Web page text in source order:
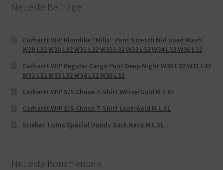
Neueste Beiträge
Carhartt WIP Klondike “Mills“ Pant Stretch Mid Used Wash
W28 L32 W30 L32 W31 L32 W32 L32 W33 L32 W34 L32 W36 L32
Carhartt WIP Regular Cargo Pant Deep Night W30 L32 W31 L32
W32 L32 W33 L32 W34 L32 W36 L32
Carhartt WIP S/S Chase T-Shirt White/Gold M L XL
Carhartt WIP S/S Chase T-Shirt Leaf/Gold M L XL
Stieber Twins Special Hoody Dark Navy M L XL
Neueste Kommentare